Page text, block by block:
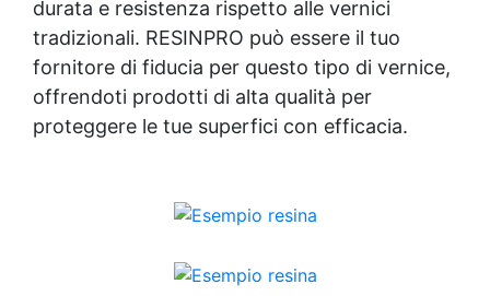
durata e resistenza rispetto alle vernici
tradizionali. RESINPRO può essere il tuo
fornitore di fiducia per questo tipo di vernice,
offrendoti prodotti di alta qualità per
proteggere le tue superfici con efficacia.